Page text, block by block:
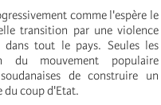
comme l'espère le
transition par une violence
tout le pays. Seules les
du mouvement populaire
de construire un
du coup d'Etat.